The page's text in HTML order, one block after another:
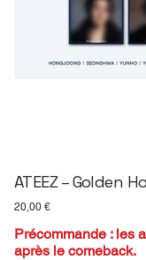
ATEEZ – Golden
Prix
20,00 €
Précommande : les
après le comeback.